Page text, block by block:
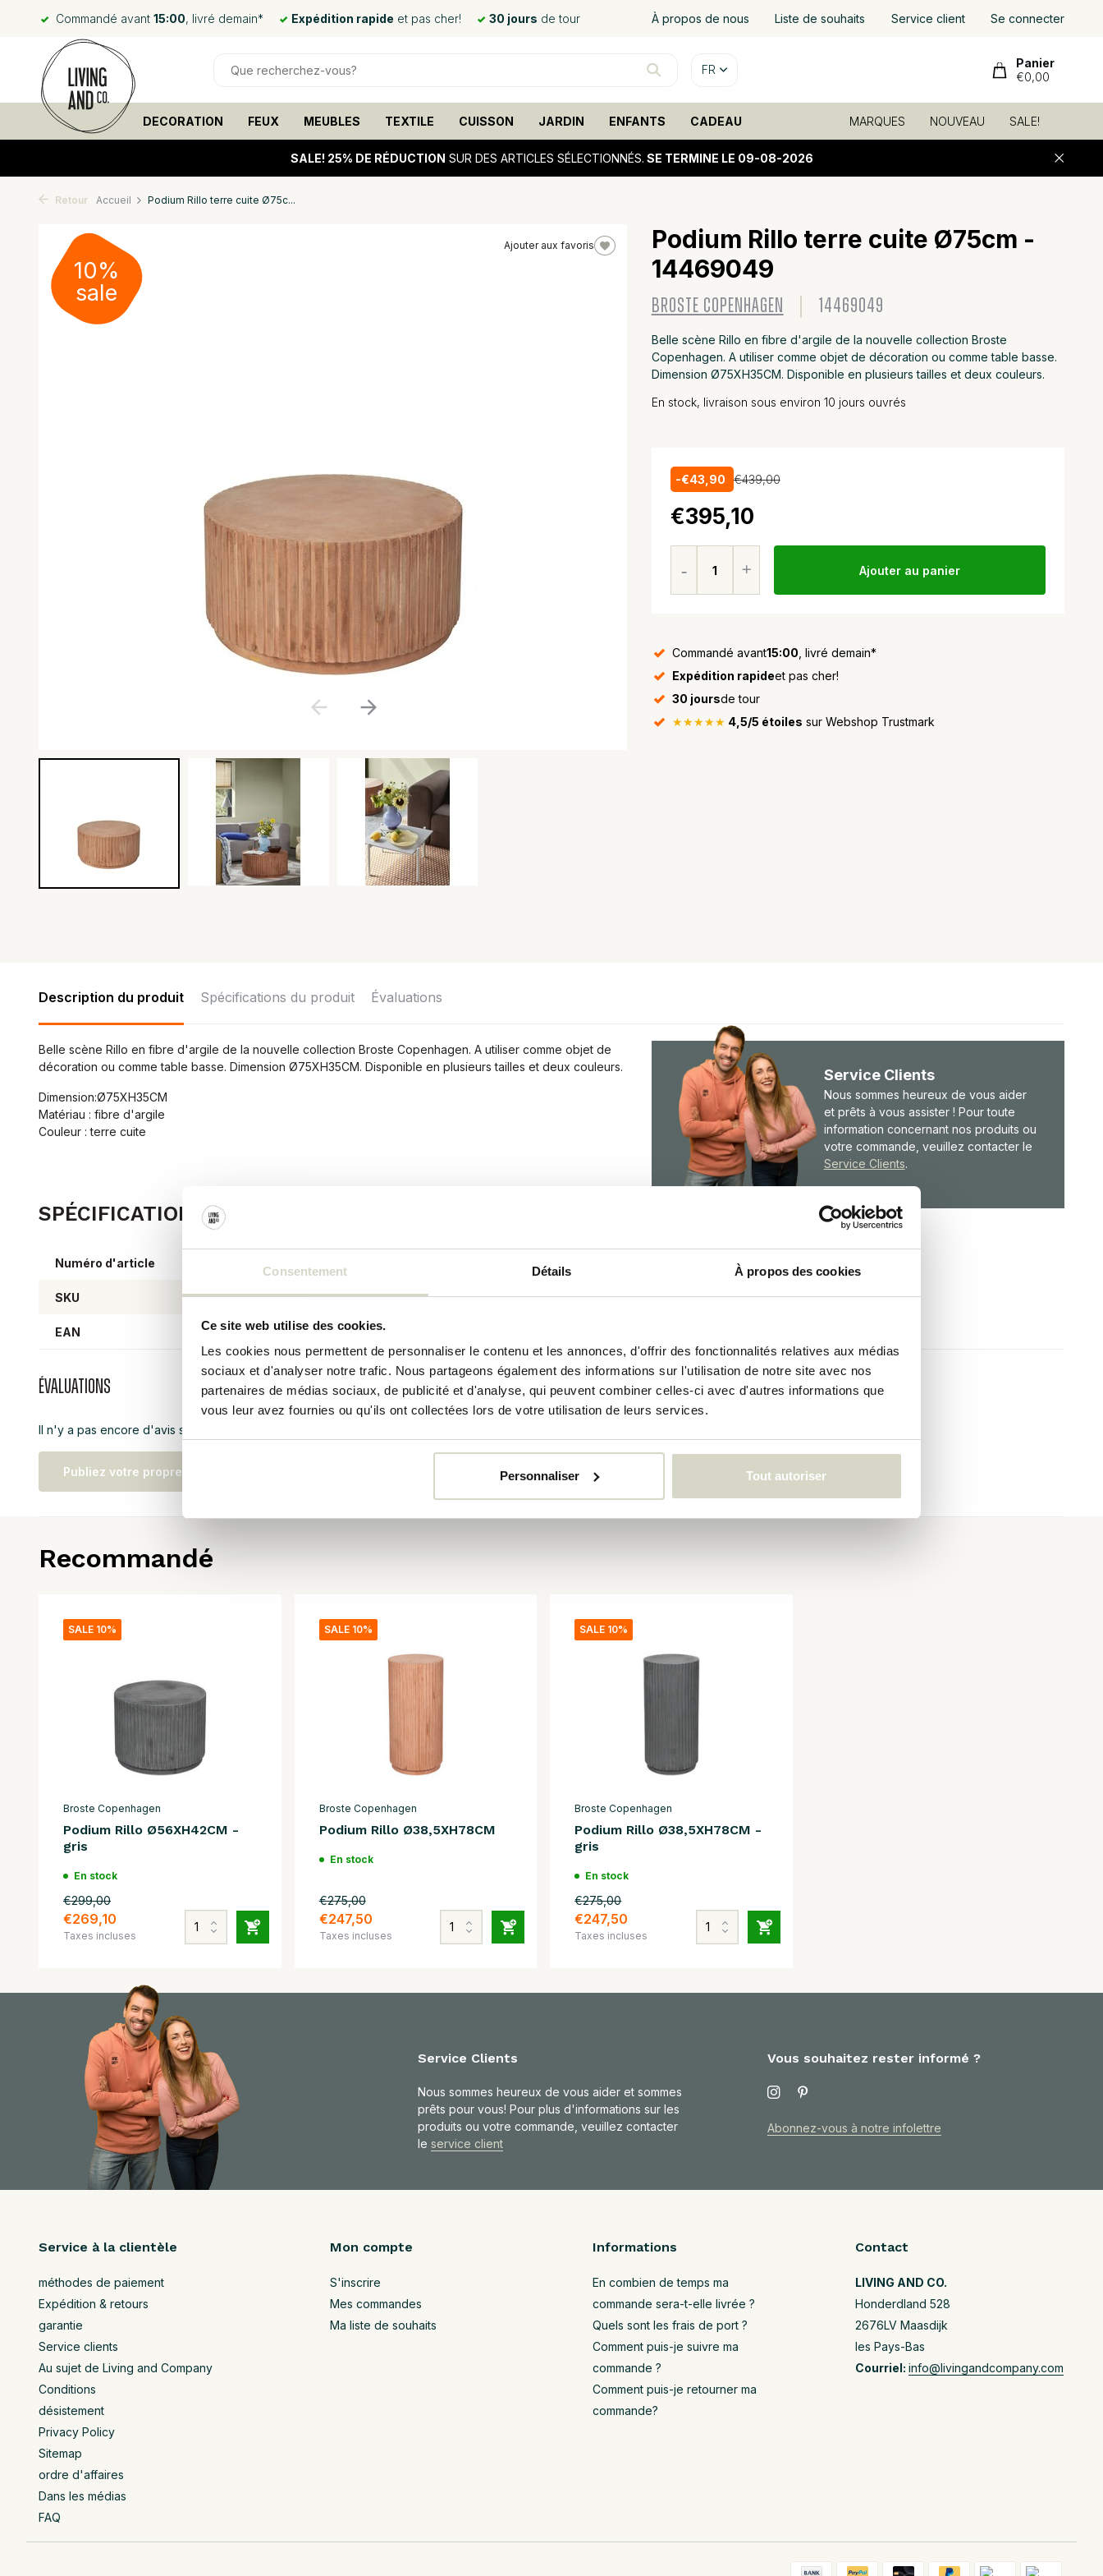
Consentement Détails À propos des cookies
Ce site web utilise des cookies.
Les cookies nous permettent de personnaliser le contenu et les annonces, d'offrir des fonctionnalités relatives aux médias
sociaux et d'analyser notre trafic. Nous partageons également des informations sur l'utilisation de notre site avec nos
partenaires de médias sociaux, de publicité et d'analyse, qui peuvent combiner celles-ci avec d'autres informations que
vous leur avez fournies ou qu'ils ont collectées lors de votre utilisation de leurs services.
Personnaliser Tout autoriser
Commandé avant 15:00, livré demain* Expédition rapide et pas cher! 30 jours de tour À propos de nous Liste de souhaits Service client Se connecter
FR
Panier
€0,00
DECORATION FEUX MEUBLES TEXTILE CUISSON JARDIN ENFANTS CADEAU MARQUES NOUVEAU SALE!
SALE! 25% DE RÉDUCTION SUR DES ARTICLES SÉLECTIONNÉS. SE TERMINE LE 09-08-2026
Retour Accueil Podium Rillo terre cuite Ø75c...
Ajouter aux favoris
10%
sale
10%
sale
Podium Rillo terre cuite Ø75cm -
14469049
BROSTE COPENHAGEN 14469049
Belle scène Rillo en fibre d'argile de la nouvelle collection Broste
Copenhagen. A utiliser comme objet de décoration ou comme table basse.
Dimension Ø75XH35CM. Disponible en plusieurs tailles et deux couleurs.
En stock, livraison sous environ 10 jours ouvrés
-€43,90 €439,00
€395,10
Ajouter au panier
Commandé avant15:00 , livré demain*
Expédition rapideet pas cher!
30 joursde tour
★★★★★ 4,5/5 étoiles sur Webshop Trustmark
Description du produit Spécifications du produit Évaluations
Belle scène Rillo en fibre d'argile de la nouvelle collection Broste Copenhagen. A utiliser comme objet de
décoration ou comme table basse. Dimension Ø75XH35CM. Disponible en plusieurs tailles et deux couleurs.
Dimension:Ø75XH35CM
Matériau : fibre d'argile
Couleur : terre cuite
SPÉCIFICATIONS DU PRODUIT
Numéro d'article
SKU 14469049
EAN 5710688200016
Service Clients
Nous sommes heureux de vous aider
et prêts à vous assister ! Pour toute
information concernant nos produits ou
votre commande, veuillez contacter le
Service Clients.
Évaluations
Il n'y a pas encore d'avis sur ce produit..
Publiez votre propre évaluation
Recommandé
SALE 10%
Broste Copenhagen
Podium Rillo Ø56XH42CM -
gris
En stock
€299,00
€269,10
Taxes incluses
SALE 10%
Broste Copenhagen
Podium Rillo Ø38,5XH78CM
En stock
€275,00
€247,50
Taxes incluses
SALE 10%
Broste Copenhagen
Podium Rillo Ø38,5XH78CM -
gris
En stock
€275,00
€247,50
Taxes incluses
Service Clients
Nous sommes heureux de vous aider et sommes
prêts pour vous! Pour plus d'informations sur les
produits ou votre commande, veuillez contacter
le service client
Vous souhaitez rester informé ?
Abonnez-vous à notre infolettre
Service à la clientèle
méthodes de paiement
Expédition & retours
garantie
Service clients
Au sujet de Living and Company
Conditions
désistement
Privacy Policy
Sitemap
ordre d'affaires
Dans les médias
FAQ
Mon compte
S'inscrire
Mes commandes
Ma liste de souhaits
Informations
En combien de temps ma
commande sera-t-elle livrée ?
Quels sont les frais de port ?
Comment puis-je suivre ma
commande ?
Comment puis-je retourner ma
commande?
Contact
LIVING AND CO.
Honderdland 528
2676LV Maasdijk
les Pays-Bas
Courriel: info@livingandcompany.com